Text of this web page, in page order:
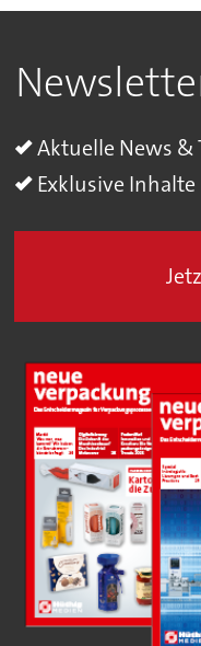
Aktuelle News &
Exklusive Inhalte